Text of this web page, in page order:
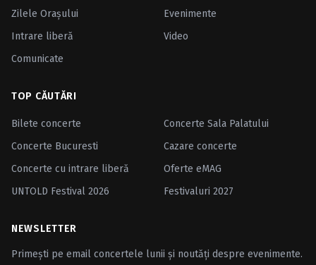
Zilele Oraşului
Evenimente
Intrare liberă
Video
Comunicate
TOP CĂUTĂRI
Bilete concerte
Concerte Sala Palatului
Concerte Bucuresti
Cazare concerte
Concerte cu intrare liberă
Oferte eMAG
UNTOLD Festival 2026
Festivaluri 2027
NEWSLETTER
Primești pe email concertele lunii și noutăți despre evenimente.